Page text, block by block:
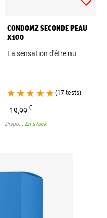
CONDOMZ SECONDE PEAU
X100
La sensation d'être nu
(17 tests)
19,99€
Dispo. : En stock